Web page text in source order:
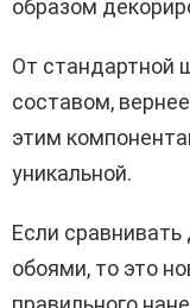
образом
От стандартной
составом,
этим
уникальной.
Если
обоями, то это